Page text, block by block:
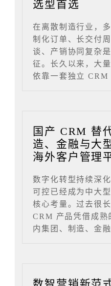
选型首选
在离散制造行业，
制化订单、长交付
谈、产销协同复杂
征。长久以来，大
依靠一套独立
国产 CRM 替
造、金融与大
海外客户管理
数字化转型持续深
可控已经成为中大
核心考量。过去很
CRM 产品凭借成熟
内集团、制造、金